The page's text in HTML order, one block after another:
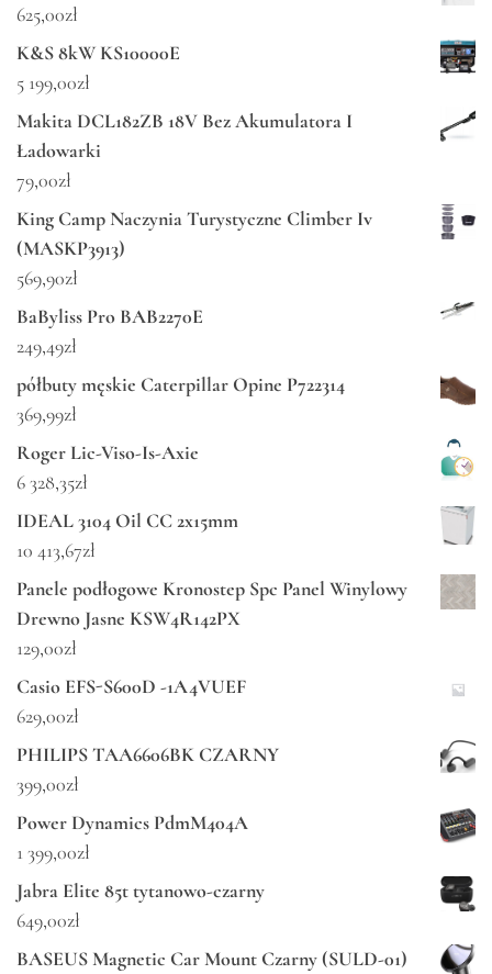
625,00zł
K&S 8kW KS10000E
5 199,00zł
Makita DCL182ZB 18V Bez Akumulatora I
Ładowarki
79,00zł
King Camp Naczynia Turystyczne Climber Iv
(MASKP3913)
569,90zł
BaByliss Pro BAB2270E
249,49zł
półbuty męskie Caterpillar Opine P722314
369,99zł
Roger Lic-Viso-Is-Axie
6 328,35zł
IDEAL 3104 Oil CC 2x15mm
10 413,67zł
Panele podłogowe Kronostep Spc Panel Winylowy
Drewno Jasne KSW4R142PX
129,00zł
Casio EFS-S600D -1A4VUEF
629,00zł
PHILIPS TAA6606BK CZARNY
399,00zł
Power Dynamics PdmM404A
1 399,00zł
Jabra Elite 85t tytanowo-czarny
649,00zł
BASEUS Magnetic Car Mount Czarny (SULD-01)